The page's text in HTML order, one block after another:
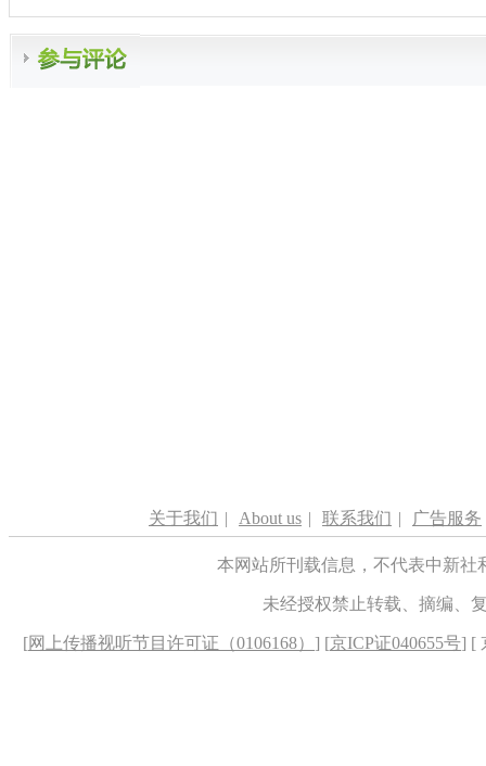
关于我们 | About us | 联系我们 | 广告服务
本网站所刊载信息，不代表中新
未经授权禁止转载、摘编、
[网上传播视听节目许可证（0106168） ] [京ICP证040655号] [